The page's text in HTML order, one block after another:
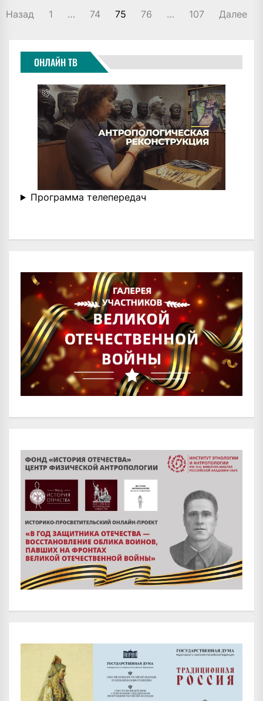
ПАГИНАЦИЯ
Назад 1 … 74 75 76 … 107 Далее
ОНЛАЙН ТВ
Программа телепередач